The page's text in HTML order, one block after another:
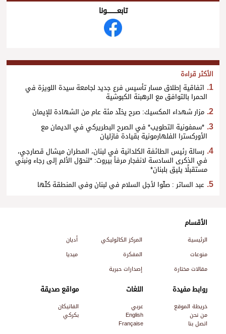
تابعــــــــــونا
الأكثر قراءة
اتفاقية إطلاق مسار تأسيس فرع جديد لجامعة سيدة اللويزة في
الحمرا بالتوافق مع الرهبنة الكبوشية
مزار شهداء المكسيك: صرح يخلّد مئة عام من الشهادة للإيمان
*سمفونية التطويب* في الصرح البطريركي في الديمان مع
الأوركسترا الفلهارمونية بقيادة فازليان
رسالة رئيس الطائفة الكلدانية في لبنان، المطران ميشال قصارجي،
في الذكرى السادسة لانفجار مرفأ بيروت: *لنحوّل الألم إلى رجاء ونبني
مستقبلًا يليق بلبنان*
عبد الساتر : صلّوا لأجل السلام في لبنان وفي المنطقة كلّها
الأقسام
الرئيسية المركز الكاثوليكي
أديان
منوعات
المفكرة
ميديا
مقالات مختارة
إصدارات حبرية
روابط مفيدة
خريطة الموقع
من نحن
اتصل بنا
اللغات
عربي
English
Française
مواقع صديقة
الفاتيكان
بكركي